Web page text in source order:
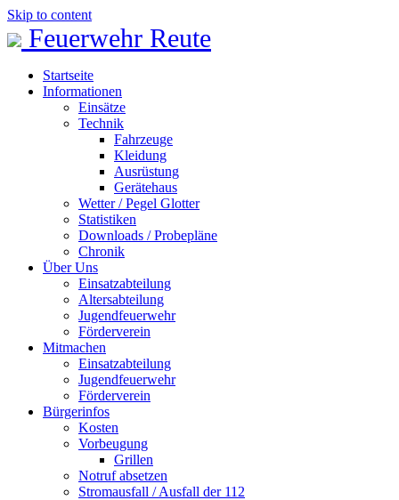
Skip to content
Feuerwehr Reute
Startseite
Informationen
Einsätze
Technik
Fahrzeuge
Kleidung
Ausrüstung
Gerätehaus
Wetter / Pegel Glotter
Statistiken
Downloads / Probepläne
Chronik
Über Uns
Einsatzabteilung
Altersabteilung
Jugendfeuerwehr
Förderverein
Mitmachen
Einsatzabteilung
Jugendfeuerwehr
Förderverein
Bürgerinfos
Kosten
Vorbeugung
Grillen
Notruf absetzen
Stromausfall / Ausfall der 112